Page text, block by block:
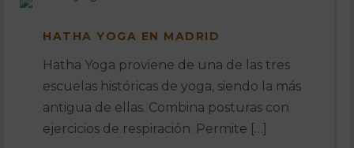
HATHA YOGA EN MADRID
Hatha Yoga proviene de una de las tres
escuelas históricas de yoga, siendo la más
antigua de ellas. Combina posturas con
ejercicios de respiración. Permite […]